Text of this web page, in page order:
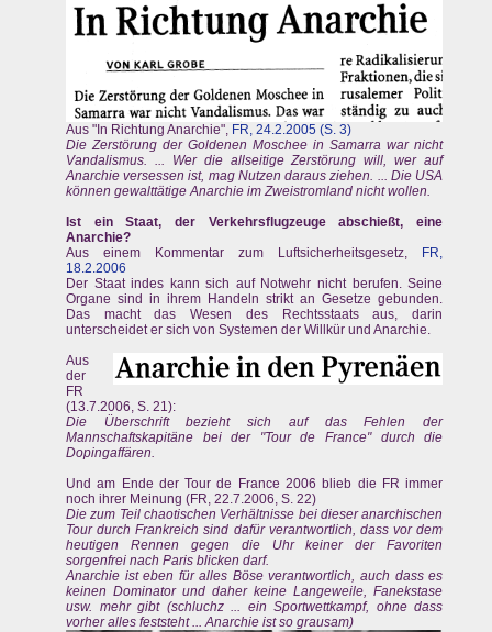
Aus "In Richtung Anarchie", FR, 24.2.2005 (S. 3)
Die Zerstörung der Goldenen Moschee in Samarra war nicht
Vandalismus. ... Wer die allseitige Zerstörung will, wer auf
Anarchie versessen ist, mag Nutzen daraus ziehen. ... Die USA
können gewalttätige Anarchie im Zweistromland nicht wollen.
Ist ein Staat, der Verkehrsflugzeuge abschießt, eine
Anarchie?
Aus einem Kommentar zum Luftsicherheitsgesetz,
FR,
18.2.2006
Der Staat indes kann sich auf Notwehr nicht berufen. Seine
Organe sind in ihrem Handeln strikt an Gesetze gebunden.
Das macht das Wesen des Rechtsstaats aus, darin
unterscheidet er sich von Systemen der Willkür und Anarchie.
Aus
der
FR
(13.7.2006, S. 21):
Die Überschrift bezieht sich auf das Fehlen der
Mannschaftskapitäne bei der "Tour de France" durch die
Dopingaffären.
Und am Ende der Tour de France 2006 blieb die FR immer
noch ihrer Meinung (FR, 22.7.2006, S. 22)
Die zum Teil chaotischen Verhältnisse bei dieser anarchischen
Tour durch Frankreich sind dafür verantwortlich, dass vor dem
heutigen Rennen gegen die Uhr keiner der Favoriten
sorgenfrei nach Paris blicken darf.
Anarchie ist eben für alles Böse verantwortlich, auch dass es
keinen Dominator und daher keine Langeweile, Fanekstase
usw. mehr gibt (schluchz ... ein Sportwettkampf, ohne dass
vorher alles feststeht ... Anarchie ist so grausam)